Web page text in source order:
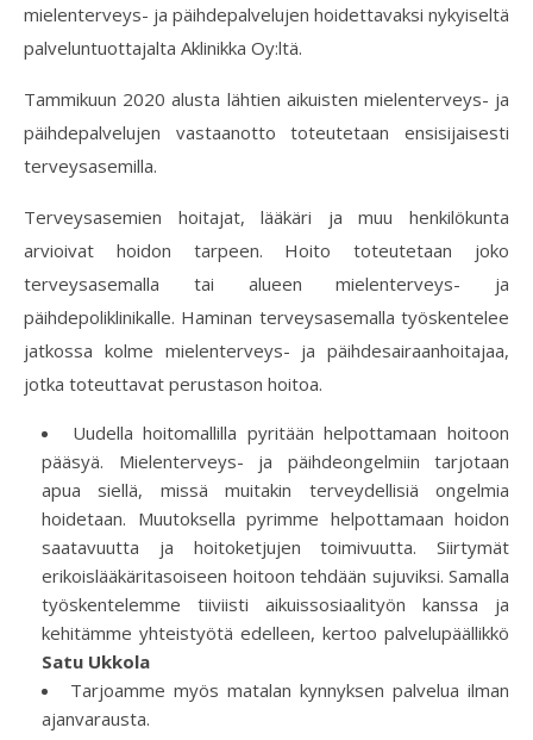
mielenterveys- ja päihdepalvelujen hoidettavaksi nykyiseltä
palveluntuottajalta Aklinikka Oy:ltä.
Tammikuun 2020 alusta lähtien aikuisten mielenterveys- ja
päihdepalvelujen vastaanotto toteutetaan ensisijaisesti
terveysasemilla.
Terveysasemien hoitajat, lääkäri ja muu henkilökunta
arvioivat hoidon tarpeen. Hoito toteutetaan joko
terveysasemalla tai alueen mielenterveys- ja
päihdepoliklinikalle. Haminan terveysasemalla työskentelee
jatkossa kolme mielenterveys- ja päihdesairaanhoitajaa,
jotka toteuttavat perustason hoitoa.
Uudella hoitomallilla pyritään helpottamaan hoitoon
pääsyä. Mielenterveys- ja päihdeongelmiin tarjotaan
apua siellä, missä muitakin terveydellisiä ongelmia
hoidetaan. Muutoksella pyrimme helpottamaan hoidon
saatavuutta ja hoitoketjujen toimivuutta. Siirtymät
erikoislääkäritasoiseen hoitoon tehdään sujuviksi. Samalla
työskentelemme tiiviisti aikuissosiaalityön kanssa ja
kehitämme yhteistyötä edelleen, kertoo palvelupäällikkö
Satu Ukkola
Tarjoamme myös matalan kynnyksen palvelua ilman
ajanvarausta.